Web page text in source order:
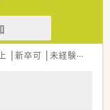
だくよう声をかけ、
るよう、働きかけて
ー社員」という制度
新卒可 未経験可